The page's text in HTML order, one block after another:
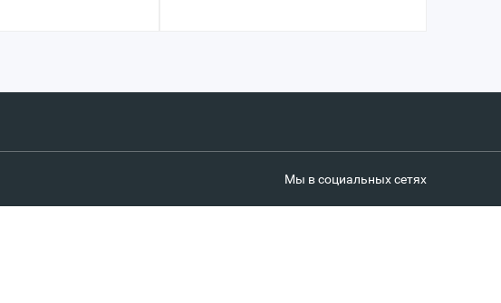
Мы в социальных сетях